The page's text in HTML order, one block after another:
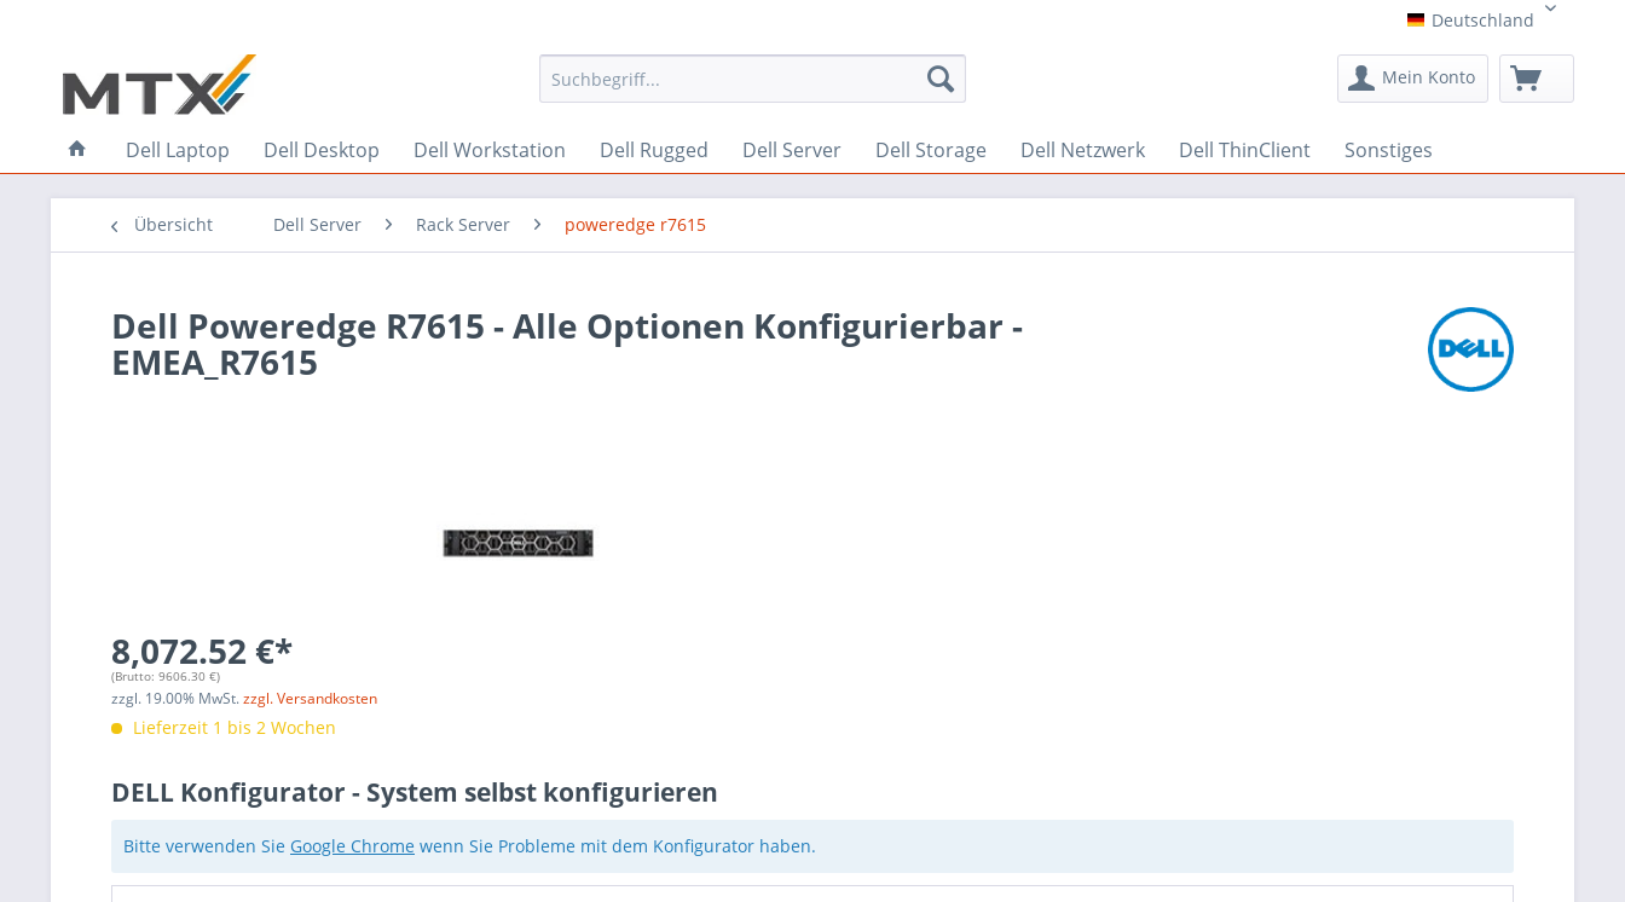
Deutschland
Deutschland
Mein Konto
Dell Laptop Dell Desktop Dell Workstation Dell Rugged Dell Server Dell Storage Dell Netzwerk Dell ThinClient Sonstiges
Übersicht Dell Server Rack Server poweredge r7615
Dell Poweredge R7615 - Alle Optionen Konfigurierbar -
EMEA_R7615
8,072.52 €*
(Brutto: 9606.30 €)
zzgl. 19.00% MwSt.zzgl. Versandkosten
Lieferzeit 1 bis 2 Wochen
DELL Konfigurator - System selbst konfigurieren
Bitte verwenden Sie Google Chrome wenn Sie Probleme mit dem Konfigurator haben.